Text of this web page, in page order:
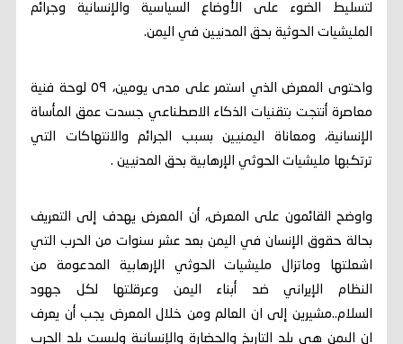
لتسليط الضوء على الأوضاع السياسية والإنسانية وجرائم
المليشيات الحوثية بحق المدنيين في اليمن.
واحتوى المعرض الذي استمر على مدى يومين، ٥٩ لوحة فنية
معاصرة أنتجت بتقنيات الذكاء الاصطناعي جسدت عمق المأساة
الإنسانية، ومعاناة اليمنيين بسبب الجرائم والانتهاكات التي
ترتكبها مليشيات الحوثي الإرهابية بحق المدنيين .
واوضح القائمون على المعرض، أن المعرض يهدف إلى التعريف
بحالة حقوق الإنسان في اليمن بعد عشر سنوات من الحرب التي
اشعلتها وماتزال مليشيات الحوثي الإرهابية المدعومة من
النظام الإيراني ضد أبناء اليمن وعرقلتها لكل جهود
السلام..مشيرين إلى ان العالم ومن خلال المعرض يجب أن يعرف
ان اليمن هي بلد التاريخ والحضارة والإنسانية وليست بلد الحرب